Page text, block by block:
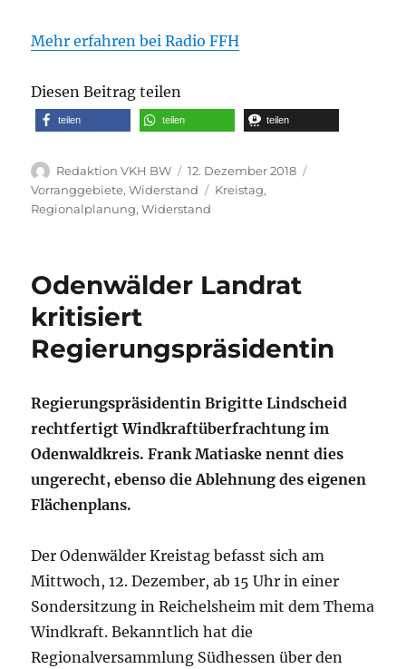
Mehr erfahren bei Radio FFH
Diesen Beitrag teilen
teilen teilen teilen
Autor
Redaktion VKH BW
Veröffentlicht
am
12. Dezember 2018
Vorranggebiete,Widerstand Schlagwörter
Kreistag,
Regionalplanung,Widerstand
Odenwälder Landrat
kritisiert
Regierungspräsidentin
Regierungspräsidentin Brigitte Lindscheid
rechtfertigt Windkraftüberfrachtung im
Odenwaldkreis. Frank Matiaske nennt dies
ungerecht, ebenso die Ablehnung des eigenen
Flächenplans.
Der Odenwälder Kreistag befasst sich am
Mittwoch, 12. Dezember, ab 15 Uhr in einer
Sondersitzung in Reichelsheim mit dem Thema
Windkraft. Bekanntlich hat die
Regionalversammlung Südhessen über den